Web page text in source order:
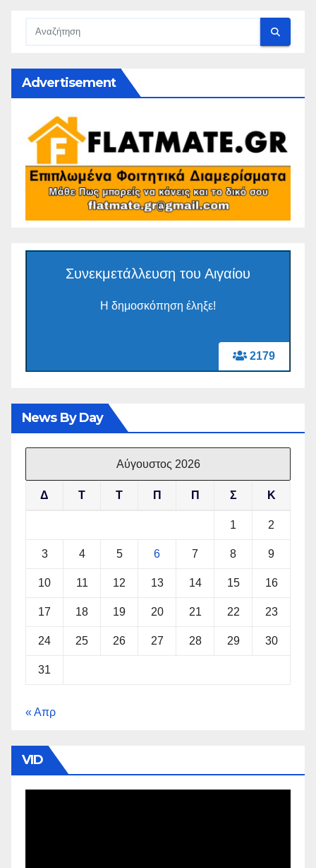
Advertisement
2179
Συνεκμετάλλευση του Αιγαίου
Η δημοσκόπηση έληξε!
News By Day
Αύγουστος 2026
Δ Τ Τ Π Π Σ Κ
1 2
3 4 5 6 7 8 9
10 11 12 13 14 15 16
17 18 19 20 21 22 23
24 25 26 27 28 29 30
31
« Απρ
VID